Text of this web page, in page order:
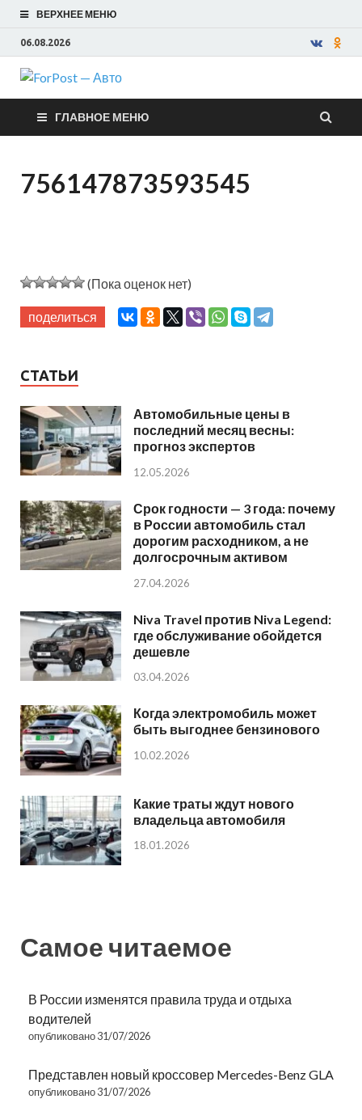
ВЕРХНЕЕ МЕНЮ
06.08.2026
ForPost —
Авто
ГЛАВНОЕ МЕНЮ
756147873593545
(Пока оценок нет)
поделиться
СТАТЬИ
Автомобильные цены в
последний месяц весны:
прогноз экспертов
12.05.2026
Срок годности — 3 года: почему
в России автомобиль стал
дорогим расходником, а не
долгосрочным активом
27.04.2026
Niva Travel против Niva Legend:
где обслуживание обойдется
дешевле
03.04.2026
Когда электромобиль может
быть выгоднее бензинового
10.02.2026
Какие траты ждут нового
владельца автомобиля
18.01.2026
Самое читаемое
В России изменятся правила труда и отдыха
водителей
опубликовано 31/07/2026
Представлен новый кроссовер Mercedes-Benz GLA
опубликовано 31/07/2026